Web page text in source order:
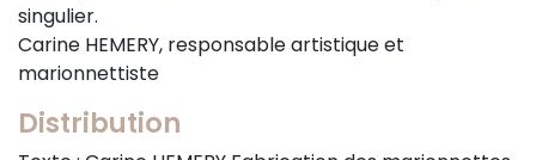
singulier.
Carine HEMERY, responsable artistique et
marionnettiste
Distribution